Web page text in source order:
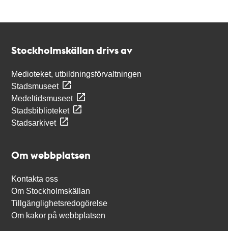
Stockholmskällan drivs av
Medioteket, utbildningsförvaltningen
Stadsmuseet
Medeltidsmuseet
Stadsbiblioteket
Stadsarkivet
Om webbplatsen
Kontakta oss
Om Stockholmskällan
Tillgänglighetsredogörelse
Om kakor på webbplatsen